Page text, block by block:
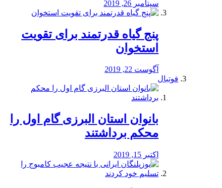
سپتامبر 26, 2019
پنج گیاه قدرتمند برای تقویت
استخوان
آگوست 22, 2019
فوتبال
بانوان استان البرزی گام اول را
محكم برداشتند
اکتبر 15, 2019